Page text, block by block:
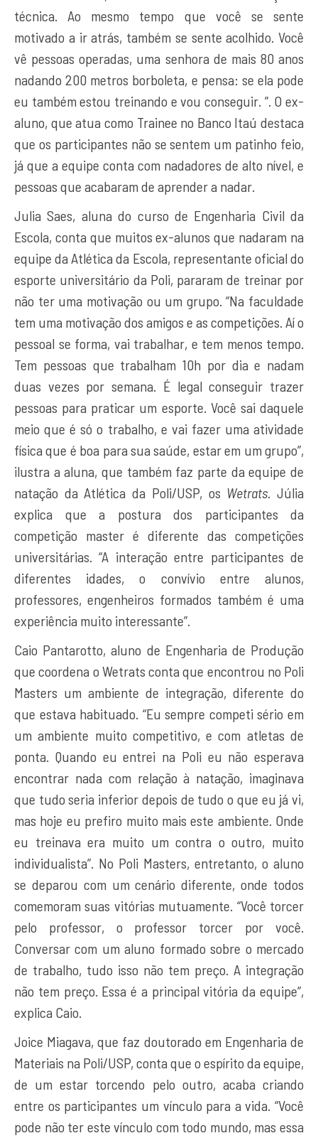
técnica. Ao mesmo tempo que você se sente
motivado a ir atrás, também se sente acolhido. Você
vê pessoas operadas, uma senhora de mais 80 anos
nadando 200 metros borboleta, e pensa: se ela pode
eu também estou treinando e vou conseguir. ”. O ex-
aluno, que atua como Trainee no Banco Itaú destaca
que os participantes não se sentem um patinho feio,
já que a equipe conta com nadadores de alto nível, e
pessoas que acabaram de aprender a nadar.
Julia Saes, aluna do curso de Engenharia Civil da
Escola, conta que muitos ex-alunos que nadaram na
equipe da Atlética da Escola, representante oficial do
esporte universitário da Poli, pararam de treinar por
não ter uma motivação ou um grupo. “Na faculdade
tem uma motivação dos amigos e as competições. Aí o
pessoal se forma, vai trabalhar, e tem menos tempo.
Tem pessoas que trabalham 10h por dia e nadam
duas vezes por semana. É legal conseguir trazer
pessoas para praticar um esporte. Você sai daquele
meio que é só o trabalho, e vai fazer uma atividade
física que é boa para sua saúde, estar em um grupo”,
ilustra a aluna, que também faz parte da equipe de
natação da Atlética da Poli/USP, os Wetrats. Júlia
explica que a postura dos participantes da
competição master é diferente das competições
universitárias. “A interação entre participantes de
diferentes idades, o convívio entre alunos,
professores, engenheiros formados também é uma
experiência muito interessante”.
Caio Pantarotto, aluno de Engenharia de Produção
que coordena o Wetrats conta que encontrou no Poli
Masters um ambiente de integração, diferente do
que estava habituado. “Eu sempre competi sério em
um ambiente muito competitivo, e com atletas de
ponta. Quando eu entrei na Poli eu não esperava
encontrar nada com relação à natação, imaginava
que tudo seria inferior depois de tudo o que eu já vi,
mas hoje eu prefiro muito mais este ambiente. Onde
eu treinava era muito um contra o outro, muito
individualista”. No Poli Masters, entretanto, o aluno
se deparou com um cenário diferente, onde todos
comemoram suas vitórias mutuamente. “Você torcer
pelo professor, o professor torcer por você.
Conversar com um aluno formado sobre o mercado
de trabalho, tudo isso não tem preço. A integração
não tem preço. Essa é a principal vitória da equipe”,
explica Caio.
Joice Miagava, que faz doutorado em Engenharia de
Materiais na Poli/USP, conta que o espírito da equipe,
de um estar torcendo pelo outro, acaba criando
entre os participantes um vínculo para a vida. “Você
pode não ter este vínculo com todo mundo, mas essa